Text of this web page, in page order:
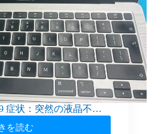
症状：突然の液晶不…
を読む